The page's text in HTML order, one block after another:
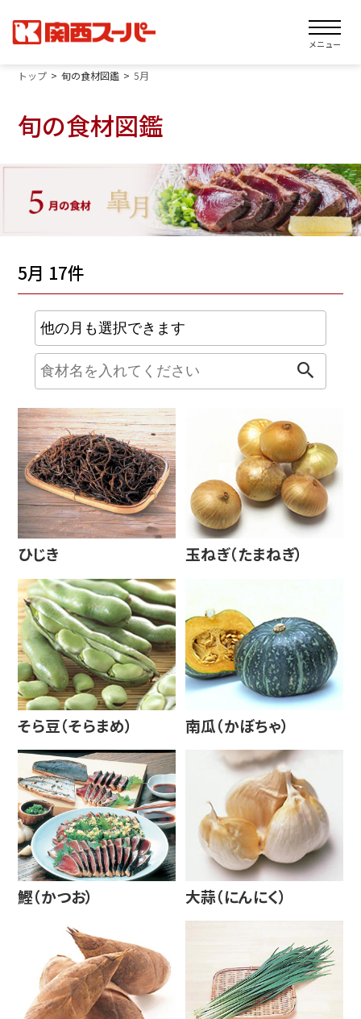
メニュー
トップ 旬の食材図鑑 5月
旬の食材図鑑
5月 17件
ひじき 玉ねぎ（たまねぎ）
そら豆（そらまめ） 南瓜（かぼちゃ）
鰹（かつお） 大蒜（にんにく）